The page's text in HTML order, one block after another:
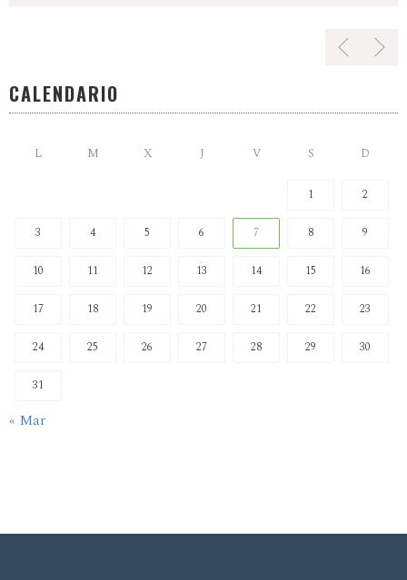
CALENDARIO
L M X J V S D
1 2
3 4 5 6 7 8 9
10 11 12 13 14 15 16
17 18 19 20 21 22 23
24 25 26 27 28 29 30
31
« Mar